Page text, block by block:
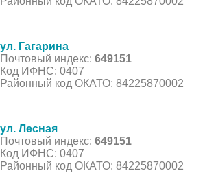
ул. Гагарина
Почтовый индекс: 649151
Код ИФНС: 0407
Районный код ОКАТО: 84225870002
ул. Лесная
Почтовый индекс: 649151
Код ИФНС: 0407
Районный код ОКАТО: 84225870002